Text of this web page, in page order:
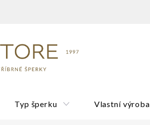
Typ šperku Vlastní výroba